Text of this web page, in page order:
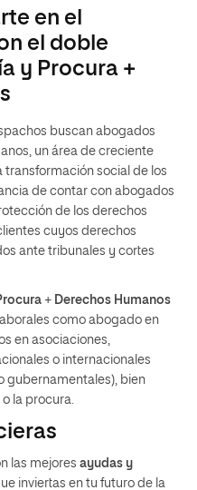
en el
el doble
y Procura +
buscan abogados
un área de creciente
social de los
de contar con abogados
de los derechos
cuyos derechos
ante tribunales y cortes
+ Derechos Humanos
como abogado en
en asociaciones,
o internacionales
gubernamentales), bien
la procura.
las mejores ayudas y
inviertas en tu futuro de la